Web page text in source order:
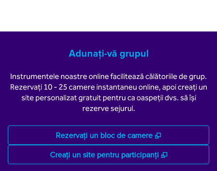
Adunați-vă grupul
Instrumentele noastre online facilitează călătoriile de grup.
Rezervați 10 - 25 camere instantaneu online, apoi creați un
site personalizat gratuit pentru ca oaspeții dvs. să își
rezerve sejurul.
Rezervați un bloc de camere ,
Creați un site pentru participanți
,